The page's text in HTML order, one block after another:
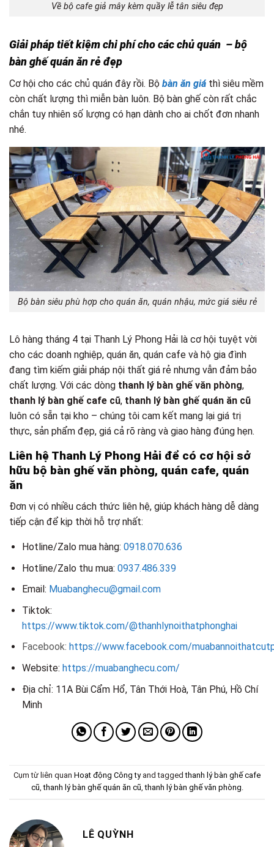
Về bộ cafe giả mây kèm quầy lễ tân siêu đẹp
Giải pháp tiết kiệm chi phí cho các chủ quán – bộ
bàn ghế quán ăn rẻ đẹp
Cơ hội cho các chủ quán đây rồi. Bộ bàn ăn giá thì siêu mềm
còn chất lượng thì miễn bàn luôn. Bộ bàn ghế còn rất chắc
chắn tuy nhiên số lượng có hạn dành cho ai chốt đơn nhanh
nhé.
Bộ bàn siêu phù hợp cho quán ăn, quán nhậu, mức giá siêu rẻ
Lô hàng tháng 4 tại Thanh Lý Phong Hải là cơ hội tuyệt vời
cho các doanh nghiệp, quán ăn, quán cafe và hộ gia đình
đang tìm kiếm giải pháp nội thất giá rẻ nhưng vẫn đảm bảo
chất lượng. Với các dòng thanh lý bàn ghế văn phòng,
thanh lý bàn ghế cafe cũ, thanh lý bàn ghế quán ăn cũ
luôn có sẵn tại kho – chúng tôi cam kết mang lại giá trị
thực, sản phẩm đẹp, giá cả rõ ràng và giao hàng đúng hẹn.
Liên hệ Thanh Lý Phong Hải để có cơ hội sở
hữu bộ bàn ghế văn phòng, quán cafe, quán
ăn
Đơn vị có nhiều cách thức liên hệ, giúp khách hàng dễ dàng
tiếp cận để kịp thời hỗ trợ nhất:
Hotline/Zalo mua hàng: 0918.070.636
Hotline/Zalo thu mua: 0937.486.339
Email: Muabanghecu@gmail.com
Tiktok:
https://www.tiktok.com/@thanhlynoithatphonghai
Facebook: https://www.facebook.com/
Website: https://muabanghecu.com/
Địa chỉ: 11A Bùi Cẩm Hổ, Tân Thới Hoà, Tân Phú, Hồ Chí
Minh
Cụm từ liên quan Hoạt động Công tyand taggedthanh lý bàn ghế cafe
cũ,thanh lý bàn ghế quán ăn cũ,thanh lý bàn ghế văn phòng.
LÊ QUỲNH